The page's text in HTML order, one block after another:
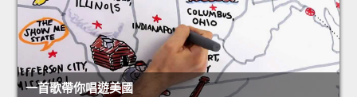
一首歌帶你唱遊美國